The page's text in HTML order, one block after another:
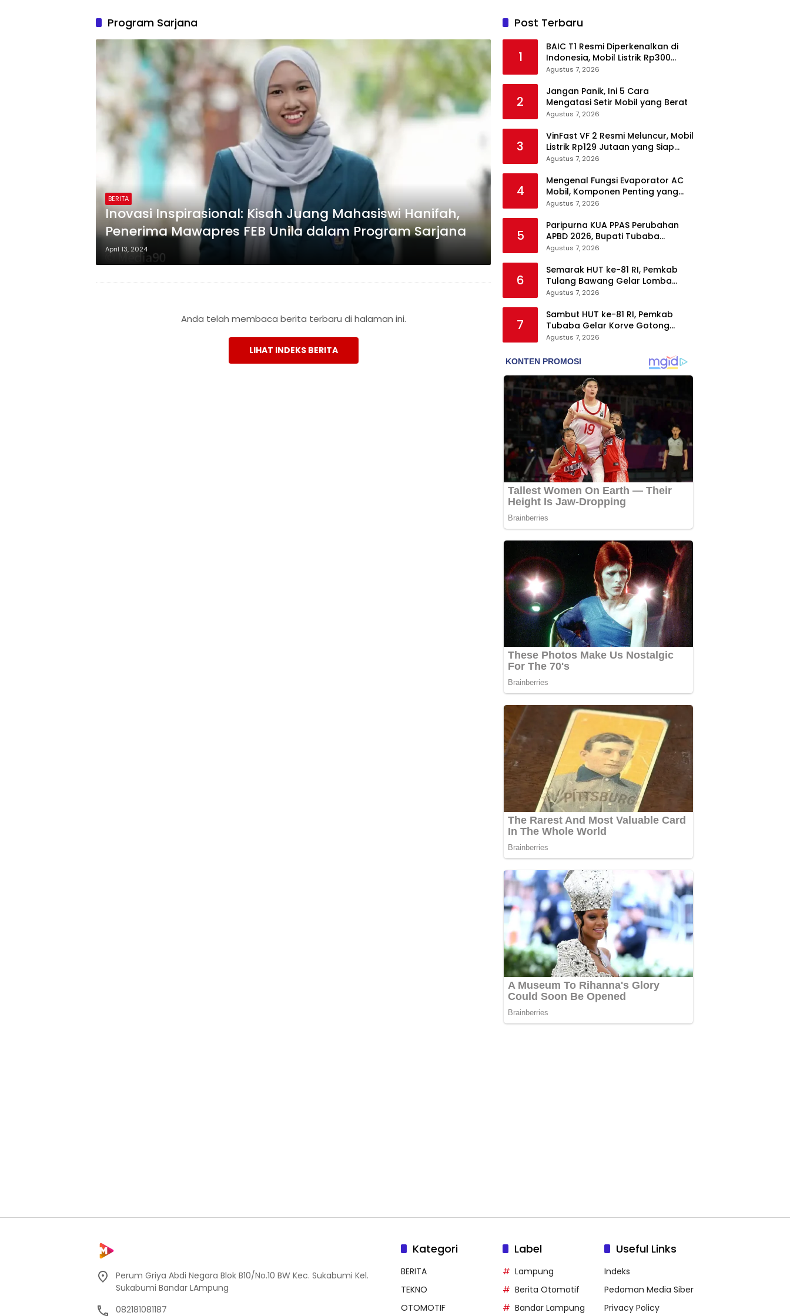
Program Sarjana
BERITA
Inovasi Inspirasional: Kisah Juang Mahasiswi Hanifah,
Penerima Mawapres FEB Unila dalam Program Sarjana
April 13, 2024
Anda telah membaca berita terbaru di halaman ini.
LIHAT INDEKS BERITA
Post Terbaru
1
BAIC T1 Resmi Diperkenalkan di
Indonesia, Mobil Listrik Rp300
Jutaan Siap Ramaikan Pasar EV
Agustus 7, 2026
2
Jangan Panik, Ini 5 Cara
Mengatasi Setir Mobil yang Berat
Agustus 7, 2026
3
VinFast VF 2 Resmi Meluncur, Mobil
Listrik Rp129 Jutaan yang Siap
Jadi Alternatif Pengganti Motor
Agustus 7, 2026
4
Mengenal Fungsi Evaporator AC
Mobil, Komponen Penting yang
Sering Terlupakan
Agustus 7, 2026
5
Paripurna KUA PPAS Perubahan
APBD 2026, Bupati Tubaba
Targetkan Pendapatan Daerah
Agustus 7, 2026
6
Semarak HUT ke-81 RI, Pemkab
Tulang Bawang Gelar Lomba
Senam Udang Manis
Agustus 7, 2026
7
Sambut HUT ke-81 RI, Pemkab
Tubaba Gelar Korve Gotong
Royong dan Bersih-Bersih
Agustus 7, 2026
Perum Griya Abdi Negara Blok B10/No.10 BW Kec. Sukabumi Kel.
Sukabumi Bandar LAmpung
082181081187
Kategori
BERITA
TEKNO
OTOMOTIF
Label
Lampung
Berita Otomotif
Bandar Lampung
Useful Links
Indeks
Pedoman Media Siber
Privacy Policy